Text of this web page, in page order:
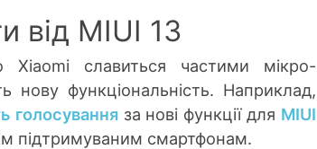
від MIUI 13
славиться частими мікро-
нову функціональність. Наприклад,
голосуванняза нові функції для MIUI
підтримуваним смартфонам.